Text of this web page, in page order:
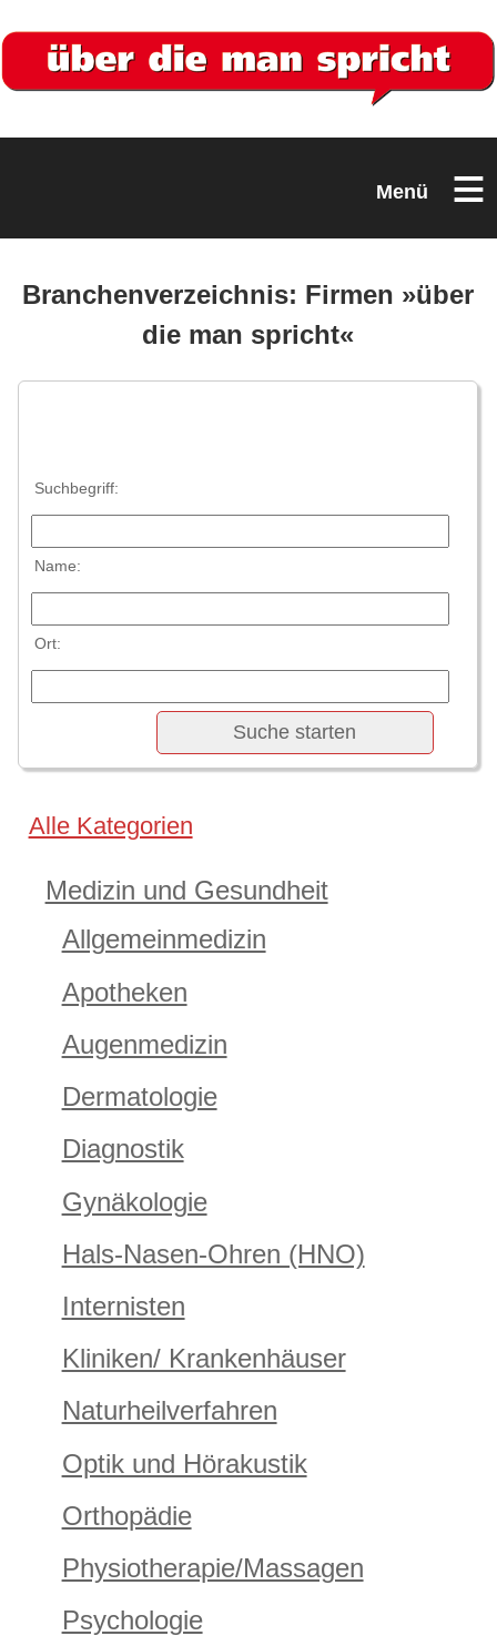
Menü ≡
Branchenverzeichnis: Firmen »über
die man spricht«
Suchbegriff:
Name:
Ort:
Alle Kategorien
Medizin und Gesundheit
Allgemeinmedizin
Apotheken
Augenmedizin
Dermatologie
Diagnostik
Gynäkologie
Hals-Nasen-Ohren (HNO)
Internisten
Kliniken/ Krankenhäuser
Naturheilverfahren
Optik und Hörakustik
Orthopädie
Physiotherapie/Massagen
Psychologie